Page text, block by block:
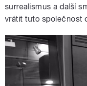
surrealismus a další
vrátit tuto společnost